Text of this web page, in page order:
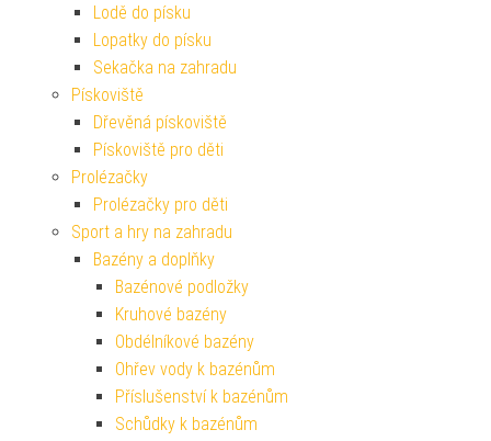
Lodě do písku
Lopatky do písku
Sekačka na zahradu
Pískoviště
Dřevěná pískoviště
Pískoviště pro děti
Prolézačky
Prolézačky pro děti
Sport a hry na zahradu
Bazény a doplňky
Bazénové podložky
Kruhové bazény
Obdélníkové bazény
Ohřev vody k bazénům
Příslušenství k bazénům
Schůdky k bazénům